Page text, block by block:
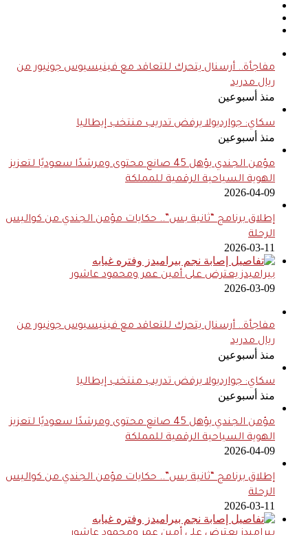
مفاجأة.. أرسنال يتحرك للتعاقد مع فينيسيوس جونيور من
ريال مدريد
منذ أسبوعين
سكاي: جوارديولا يرفض تدريب منتخب إيطاليا
منذ أسبوعين
مؤمن الجندي يؤهل 45 صانع محتوى ومرشدًا سعوديًا لتعزيز
الهوية السياحية الرقمية للمملكة
2026-04-09
إطلاق برنامج “ثانية بس”.. حكايات مؤمن الجندي من كواليس
الرحلة
2026-03-11
بيراميدز يعترض على أمين عمر ومحمود عاشور
2026-03-09
مفاجأة.. أرسنال يتحرك للتعاقد مع فينيسيوس جونيور من
ريال مدريد
منذ أسبوعين
سكاي: جوارديولا يرفض تدريب منتخب إيطاليا
منذ أسبوعين
مؤمن الجندي يؤهل 45 صانع محتوى ومرشدًا سعوديًا لتعزيز
الهوية السياحية الرقمية للمملكة
2026-04-09
إطلاق برنامج “ثانية بس”.. حكايات مؤمن الجندي من كواليس
الرحلة
2026-03-11